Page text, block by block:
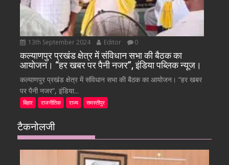
13th September 2024 Editor 0
कल्याणपुर प्रखंड क्षेत्र में संविधान सभा की बैठक का
आयोजन। “हर खबर पर पैनी नजर”, इंडिया पब्लिक न्यूज।
कल्याणपुर प्रखंड क्षेत्र में संविधान सभा की बैठक का आयोजन। “हर खबर
पर पैनी नजर”, इंडिया...
बिहार राजनीतिक राज्य समस्तीपुर
टैकनोलजी